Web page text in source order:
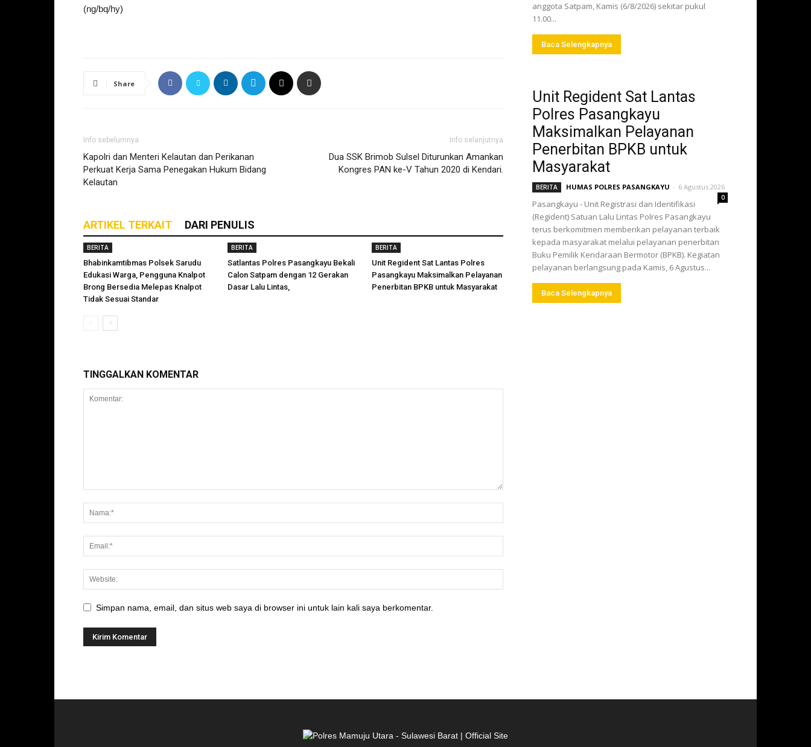
(ng/bq/hy)
Share
Info sebelumnya
Kapolri dan Menteri Kelautan dan Perikanan
Perkuat Kerja Sama Penegakan Hukum Bidang
Kelautan
Info selanjutnya
Dua SSK Brimob Sulsel Diturunkan Amankan
Kongres PAN ke-V Tahun 2020 di Kendari.
ARTIKEL TERKAIT DARI PENULIS
BERITA
Bhabinkamtibmas Polsek Sarudu
Edukasi Warga, Pengguna Knalpot
Brong Bersedia Melepas Knalpot
Tidak Sesuai Standar
BERITA
Satlantas Polres Pasangkayu Bekali
Calon Satpam dengan 12 Gerakan
Dasar Lalu Lintas,
BERITA
Unit Regident Sat Lantas Polres
Pasangkayu Maksimalkan Pelayanan
Penerbitan BPKB untuk Masyarakat
TINGGALKAN KOMENTAR
Simpan nama, email, dan situs web saya di browser ini untuk lain kali saya berkomentar.
anggota Satpam, Kamis (6/8/2026) sekitar pukul
11.00...
Baca Selengkapnya
Unit Regident Sat Lantas
Polres Pasangkayu
Maksimalkan Pelayanan
Penerbitan BPKB untuk
Masyarakat
BERITA HUMAS POLRES PASANGKAYU - 6 Agustus 2026
0
Pasangkayu - Unit Registrasi dan Identifikasi
(Regident) Satuan Lalu Lintas Polres Pasangkayu
terus berkomitmen memberikan pelayanan terbaik
kepada masyarakat melalui pelayanan penerbitan
Buku Pemilik Kendaraan Bermotor (BPKB). Kegiatan
pelayanan berlangsung pada Kamis, 6 Agustus...
Baca Selengkapnya